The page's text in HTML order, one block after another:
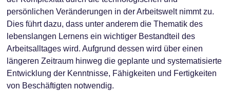
persönlichen Veränderungen in der Arbeitswelt nimmt zu.
Dies führt dazu, dass unter anderem die Thematik des
lebenslangen Lernens ein wichtiger Bestandteil des
Arbeitsalltages wird. Aufgrund dessen wird über einen
längeren Zeitraum hinweg die geplante und systematisierte
Entwicklung der Kenntnisse, Fähigkeiten und Fertigkeiten
von Beschäftigten notwendig.